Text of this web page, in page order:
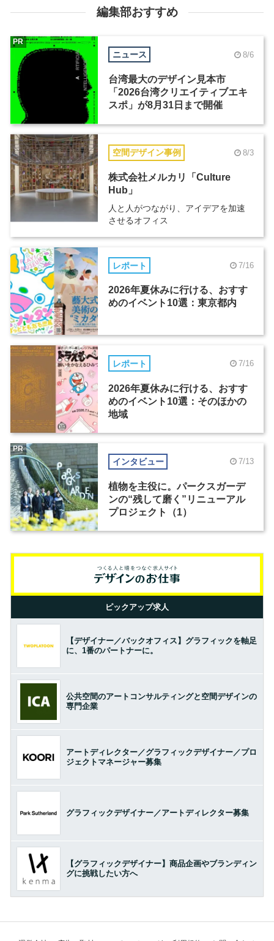
編集部おすすめ
ニュース 8/6
台湾最大のデザイン見本市
「2026台湾クリエイティブエキ
スポ」が8月31日まで開催
PR
空間デザイン事例 8/3
株式会社メルカリ「Culture
Hub」
人と人がつながり、アイデアを加速
させるオフィス
レポート 7/16
2026年夏休みに行ける、おすす
めのイベント10選：東京都内
レポート 7/16
2026年夏休みに行ける、おすす
めのイベント10選：そのほかの
地域
インタビュー 7/13
植物を主役に。パークスガーデ
ンの“残して磨く”リニューアル
プロジェクト（1）
PR
ピックアップ求人
【デザイナー／バックオフィス】グラフィックを軸足
に、1番のパートナーに。
公共空間のアートコンサルティングと空間デザインの
専門企業
アートディレクター／グラフィックデザイナー／プロ
ジェクトマネージャー募集
グラフィックデザイナー／アートディレクター募集
【グラフィックデザイナー】商品企画やブランディン
グに挑戦したい方へ